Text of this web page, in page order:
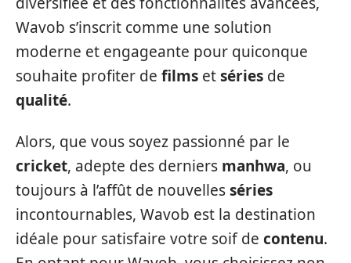
Wavob s’inscrit comme une solution
moderne et engageante pour quiconque
souhaite profiter de films etséries de
qualité.
Alors, que vous soyez passionné par le
cricket, adepte des derniers manhwa, ou
toujours à l’affût de nouvellesséries
incontournables, Wavob est la destination
idéale pour satisfaire votre soif de contenu.